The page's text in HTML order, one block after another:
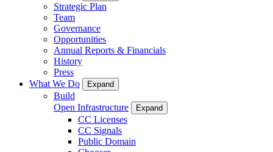
Strategic Plan
Team
Governance
Opportunities
Annual Reports & Financials
History
Press
What We Do
Expand
Build
Open Infrastructure
Expand
CC Licenses
CC Signals
Public Domain